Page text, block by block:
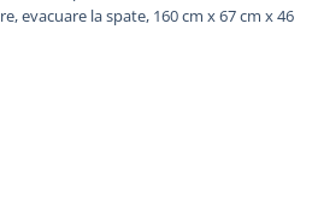
evacuare la spate, 160 cm x 67 cm x 46